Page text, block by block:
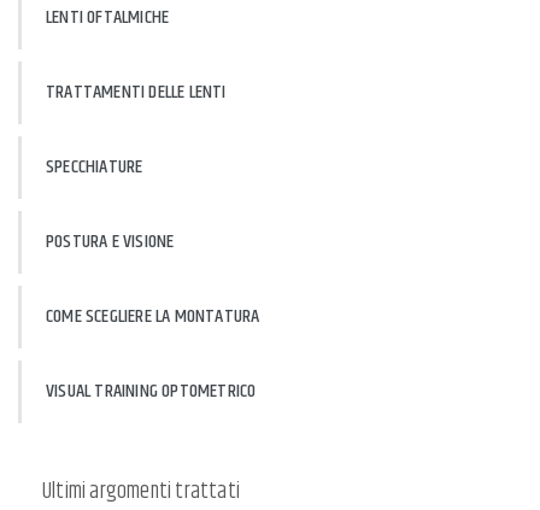
LENTI OFTALMICHE
TRATTAMENTI DELLE LENTI
SPECCHIATURE
POSTURA E VISIONE
COME SCEGLIERE LA MONTATURA
VISUAL TRAINING OPTOMETRICO
Ultimi argomenti trattati